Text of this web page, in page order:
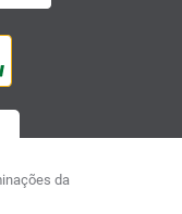
da